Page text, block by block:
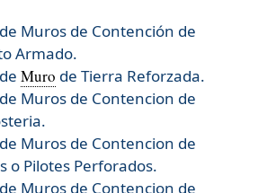
Muros de Contención de
Armado.
Muro de Tierra Reforzada.
Muros de Contencion de
Muros de Contencion de
o Pilotes Perforados.
Muros de Contencion de